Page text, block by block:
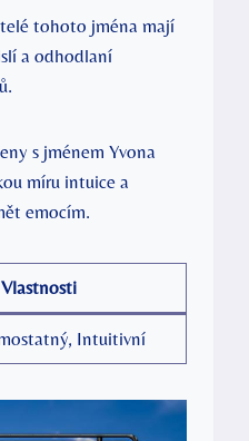
tohoto jména mají
a odhodlaní
s jménem Yvona
míru intuice a
emocím.
Vlastnosti
Intuitivní